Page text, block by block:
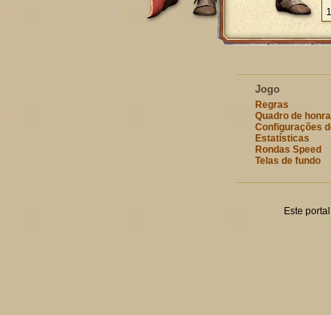
Jogo
Regras
Quadro de honra
Configurações
Estatísticas
Rondas Speed
Telas de fundo
Este